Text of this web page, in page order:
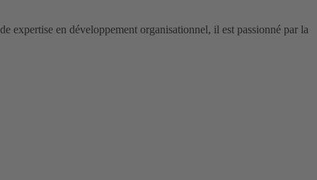
expertise en développement organisationnel, il est passionné par la